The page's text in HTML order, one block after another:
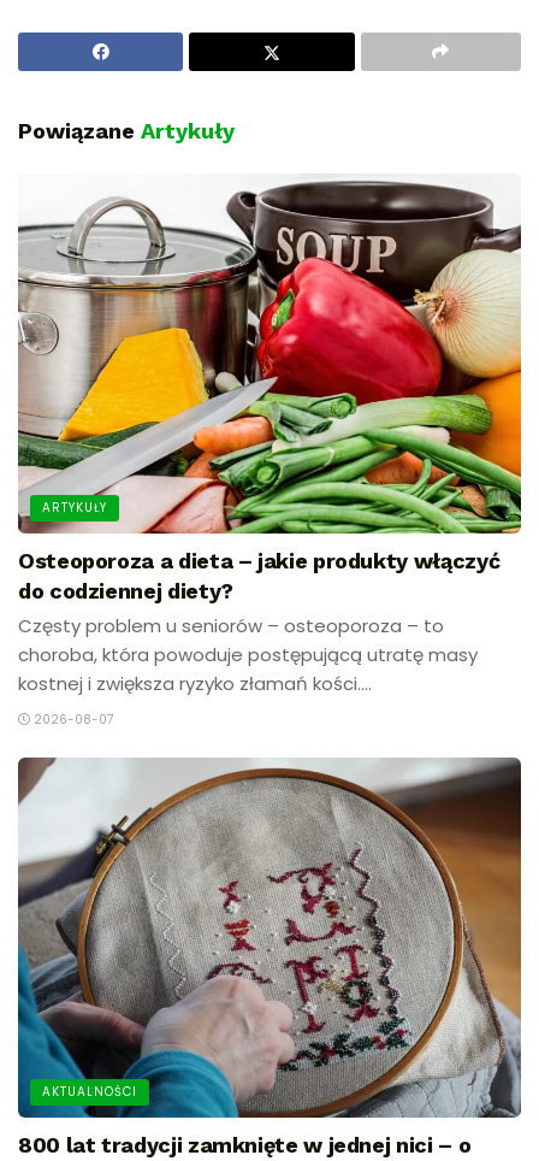
Powiązane Artykuły
ARTYKUŁY
Osteoporoza a dieta – jakie produkty włączyć
do codziennej diety?
Częsty problem u seniorów – osteoporoza – to
choroba, która powoduje postępującą utratę masy
kostnej i zwiększa ryzyko złamań kości....
2026-08-07
AKTUALNOŚCI
800 lat tradycji zamknięte w jednej nici – o